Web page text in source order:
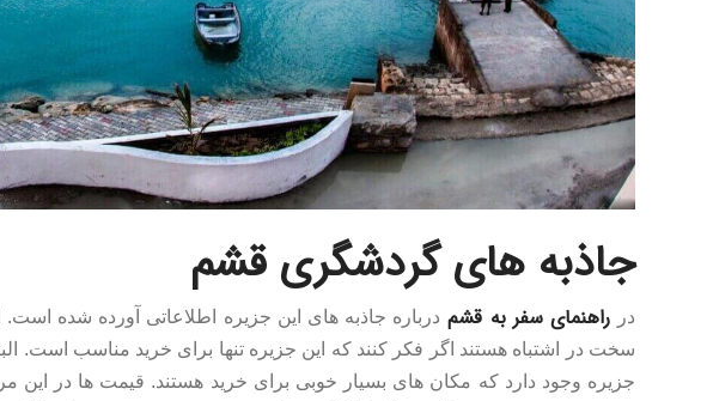
جاذبه های گردشگری قشم
در راهنمای سفر به قشم درباره جاذبه های این جزیره اطلاعاتی آورده شده است.
سخت در اشتباه هستند اگر فکر کنند که این جزیره تنها برای خرید مناسب است.
جزیره وجود دارد که مکان های بسیار خوبی برای خرید هستند. قیمت ها در این